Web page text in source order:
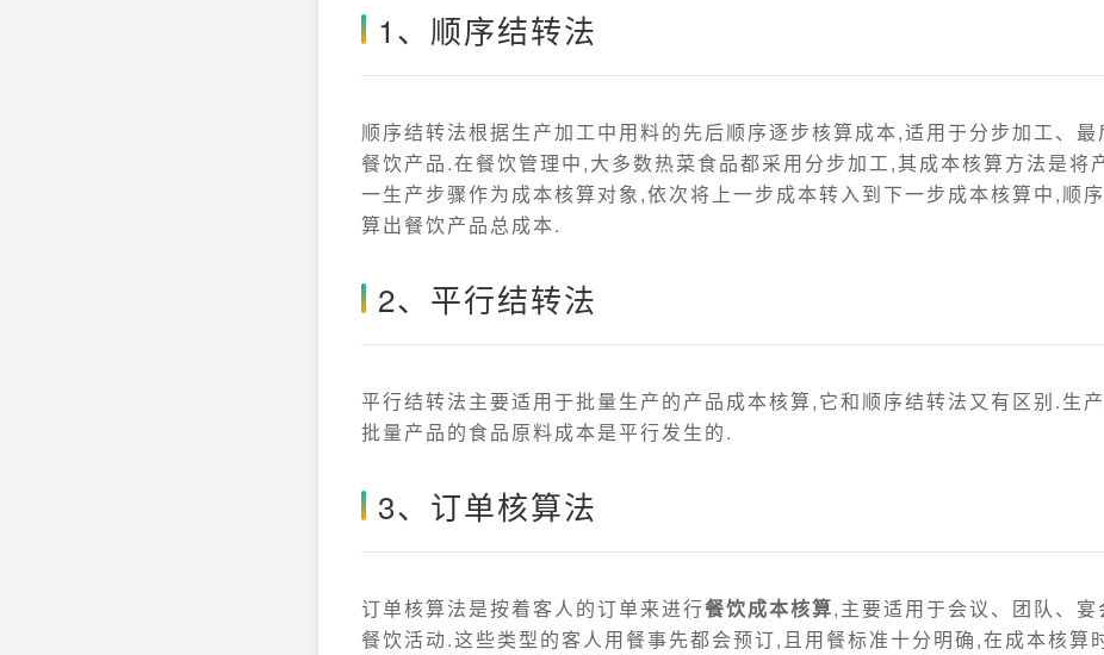
1、顺序结转法
顺序结转法根据生产加工中用料的先后顺序逐步核算成本,适用于分步加工、最
餐饮产品.在餐饮管理中,大多数热菜食品都采用分步加工,其成本核算方法是将
一生产步骤作为成本核算对象,依次将上一步成本转入到下一步成本核算中,顺
算出餐饮产品总成本.
2、平行结转法
平行结转法主要适用于批量生产的产品成本核算,它和顺序结转法又有区别.生
批量产品的食品原料成本是平行发生的.
3、订单核算法
订单核算法是按着客人的订单来进行餐饮成本核算,主要适用于会议、团队、宴
餐饮活动.这些类型的客人用餐事先都会预订,且用餐标准十分明确,在成本核算